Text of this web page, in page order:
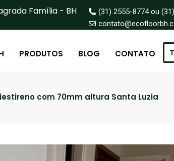
Família - BH
(31) 2555-8774 ou
PRODUTOS BLOG CONTATO
com 70mm altura Santa Luzia